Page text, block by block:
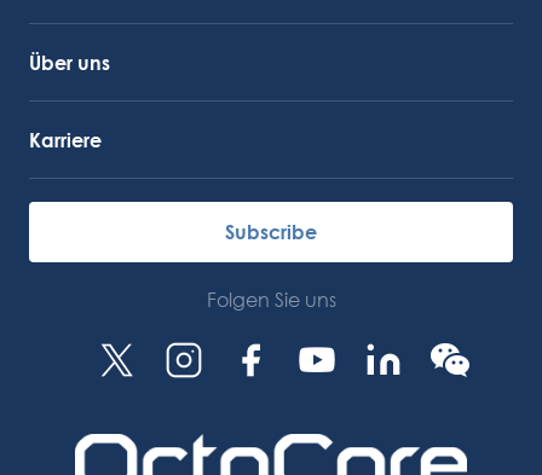
Über uns
Karriere
Subscribe
Folgen Sie uns